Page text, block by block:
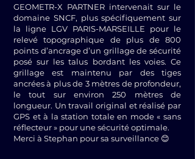
GEOMETR-X PARTNER intervenait sur le
domaine SNCF, plus spécifiquement sur
la ligne LGV PARIS-MARSEILLE pour le
relevé topographique de plus de 800
points d’ancrage d’un grillage de sécurité
posé sur les talus bordant les voies. Ce
grillage est maintenu par des tiges
ancrées à plus de 3 mètres de profondeur,
le tout sur environ 250 mètres de
longueur. Un travail original et réalisé par
GPS et à la station totale en mode « sans
réflecteur » pour une sécurité optimale.
Merci à Stephan pour sa surveillance 😊